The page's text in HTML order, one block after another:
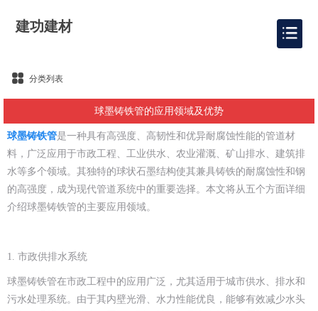
建功建材
分类列表
球墨铸铁管的应用领域及优势
球墨铸铁管是一种具有高强度、高韧性和优异耐腐蚀性能的管道材
料，广泛应用于市政工程、工业供水、农业灌溉、矿山排水、建筑排
水等多个领域。其独特的球状石墨结构使其兼具铸铁的耐腐蚀性和钢
的高强度，成为现代管道系统中的重要选择。本文将从五个方面详细
介绍球墨铸铁管的主要应用领域。
1. 市政供排水系统
球墨铸铁管在市政工程中的应用广泛，尤其适用于城市供水、排水和
污水处理系统。由于其内壁光滑、水力性能优良，能够有效减少水头